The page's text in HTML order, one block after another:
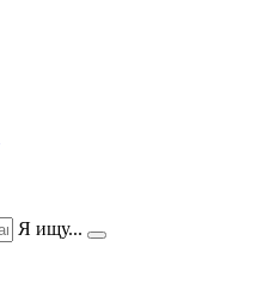
Я ищу...